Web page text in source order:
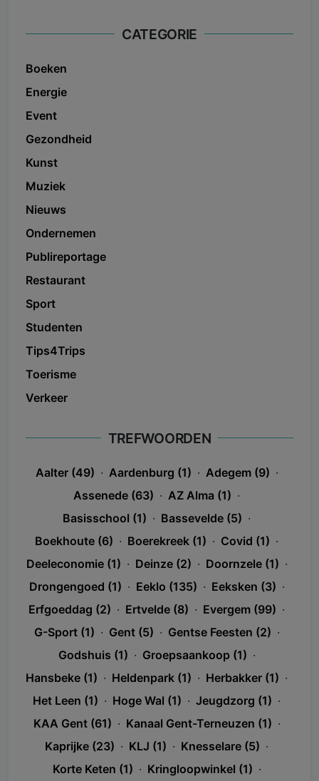
CATEGORIE
Boeken
Energie
Event
Gezondheid
Kunst
Muziek
Nieuws
Ondernemen
Publireportage
Restaurant
Sport
Studenten
Tips4Trips
Toerisme
Verkeer
TREFWOORDEN
Aalter (49) · Aardenburg (1) · Adegem (9) ·
Assenede (63) · AZ Alma (1) ·
Basisschool (1) · Bassevelde (5) ·
Boekhoute (6) · Boerekreek (1) · Covid (1) ·
Deeleconomie (1) · Deinze (2) · Doornzele (1) ·
Drongengoed (1) · Eeklo (135) · Eeksken (3) ·
Erfgoeddag (2) · Ertvelde (8) · Evergem (99) ·
G-Sport (1) · Gent (5) · Gentse Feesten (2) ·
Godshuis (1) · Groepsaankoop (1) ·
Hansbeke (1) · Heldenpark (1) · Herbakker (1) ·
Het Leen (1) · Hoge Wal (1) · Jeugdzorg (1) ·
KAA Gent (61) · Kanaal Gent-Terneuzen (1) ·
Kaprijke (23) · KLJ (1) · Knesselare (5) ·
Korte Keten (1) · Kringloopwinkel (1) ·